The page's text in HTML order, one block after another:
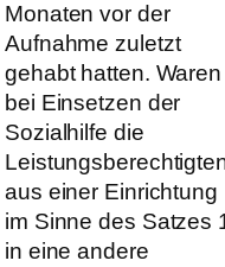
Monaten vor der
Aufnahme zuletzt
gehabt hatten. Waren
bei Einsetzen der
Sozialhilfe die
aus einer Einrichtung
im Sinne des Satzes
in eine andere